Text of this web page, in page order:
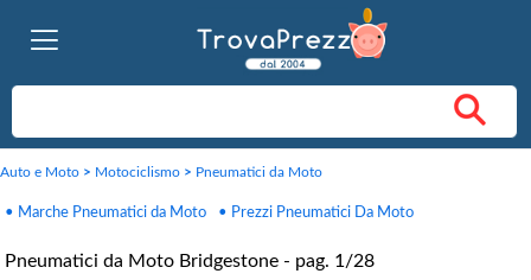
Auto e Moto > Motociclismo > Pneumatici da Moto
• Marche Pneumatici da Moto • Prezzi Pneumatici Da Moto
Pneumatici da Moto Bridgestone - pag. 1/28